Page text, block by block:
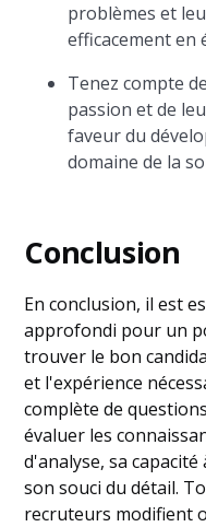
problèmes et
efficacement en
Tenez compte
passion et de
faveur du
domaine de la
Conclusion
En conclusion, il est
approfondi pour un
trouver le bon
et l'expérience
complète de
évaluer les
d'analyse, sa
son souci du détail.
recruteurs modifient